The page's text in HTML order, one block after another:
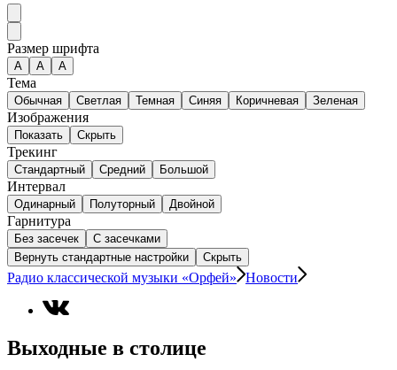
Размер шрифта
А A A
Тема
Обычная Светлая Темная Синяя Коричневая Зеленая
Изображения
Показать Скрыть
Трекинг
Стандартный Средний Большой
Интервал
Одинарный Полуторный Двойной
Гарнитура
Без засечек
С засечками
Вернуть стандартные настройки
Скрыть
Радио классической музыки «Орфей» Новости
Выходные в столице